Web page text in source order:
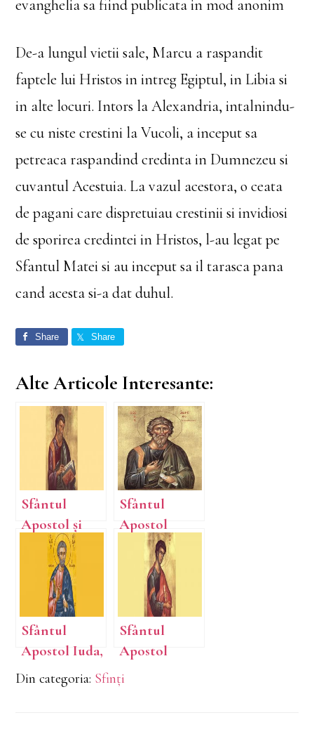
evanghelia sa fiind publicata in mod anonim
De-a lungul vietii sale, Marcu a raspandit
faptele lui Hristos in intreg Egiptul, in Libia si
in alte locuri. Intors la Alexandria, intalnindu-
se cu niste crestini la Vucoli, a inceput sa
petreaca raspandind credinta in Dumnezeu si
cuvantul Acestuia. La vazul acestora, o ceata
de pagani care dispretuiau crestinii si invidiosi
de sporirea credintei in Hristos, l-au legat pe
Sfantul Matei si au inceput sa il tarasca pana
cand acesta si-a dat duhul.
Share Share
Alte Articole Interesante:
Sfântul
Apostol și
Evanghelist
Matei
Sfântul
Apostol
Andrei, cel
întâi chemat,
Ocrotitorul
României
Sfântul
Apostol Iuda,
rudenia
Domnului
Sfântul
Apostol
Toma
Din categoria: Sfinți